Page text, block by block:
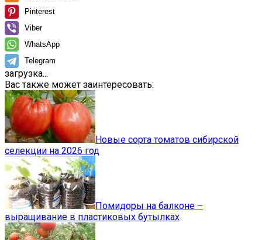
Pinterest
Viber
WhatsApp
Telegram
загрузка...
Вас также может заинтересовать:
Новые сорта томатов сибирской
селекции на 2026 год
Помидоры на балконе –
выращивание в пластиковых бутылках